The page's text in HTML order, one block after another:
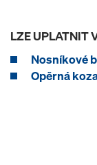
LZE UPLATNIT
Nosníkové
Opěrná